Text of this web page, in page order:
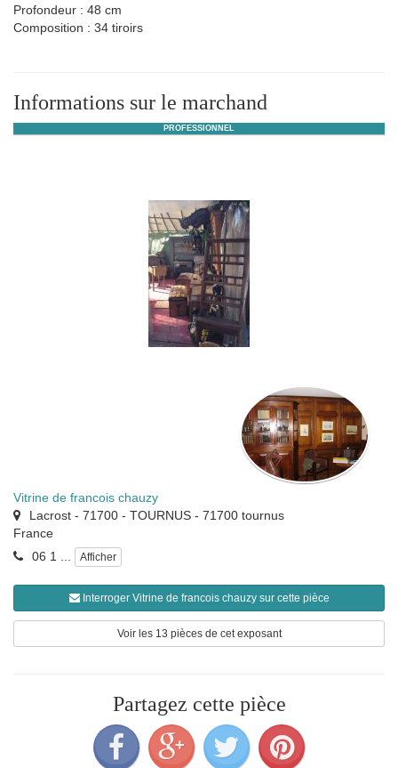
Profondeur : 48 cm
Composition : 34 tiroirs
Informations sur le marchand
PROFESSIONNEL
Vitrine de francois chauzy
Lacrost - 71700 - TOURNUS - 71700 tournus
France
06 1 ...
Afficher
Interroger Vitrine de francois chauzy sur cette pièce
Voir les 13 pièces de cet exposant
Partagez cette pièce